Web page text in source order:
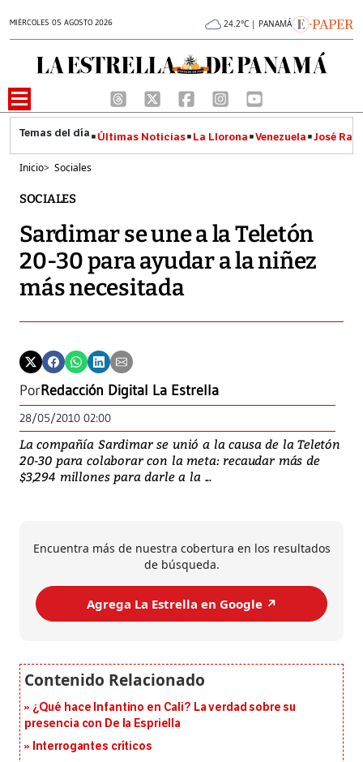
MIÉRCOLES 05 AGOSTO 2026 24.2°C | PANAMÁ
Últimas Noticias La Llorona Venezuela José
Inicio> Sociales
SOCIALES
Sardimar se une a la Teletón
20-30 para ayudar a la niñez
más necesitada
PorRedacción Digital La Estrella
28/05/2010 02:00
La compañía Sardimar se unió a la causa de la Teletón
20-30 para colaborar con la meta: recaudar más de
$3,294 millones para darle a la ...
Encuentra más de nuestra cobertura en los resultados
de búsqueda.
Agrega La Estrella en Google ↗️
¿Qué hace Infantino en Cali? La verdad sobre su
presencia con De la Espriella
Interrogantes críticos